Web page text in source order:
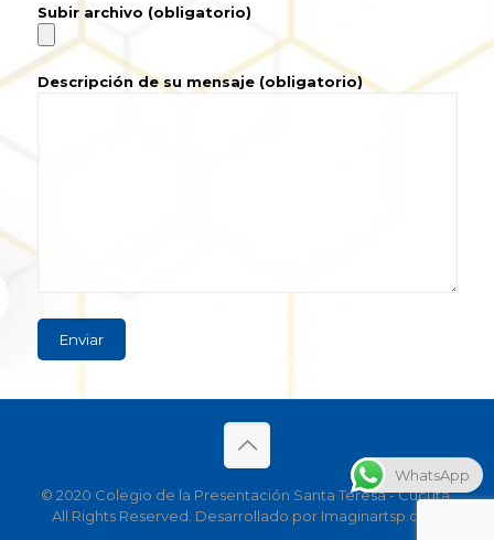
Subir archivo (obligatorio)
Descripción de su mensaje (obligatorio)
© 2020 Colegio de la Presentación Santa Teresa - Cúcuta.
All Rights Reserved. Desarrollado por Imaginartsp.com
WhatsApp